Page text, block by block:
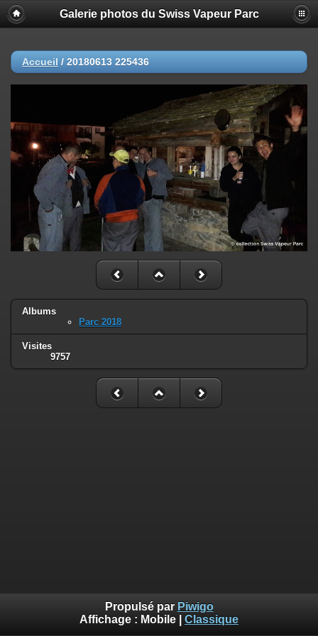
Galerie photos du Swiss Vapeur Parc
Accueil / 20180613 225436
Albums
Parc 2018
Visites
9757
Propulsé par Piwigo
Affichage : Mobile Classique